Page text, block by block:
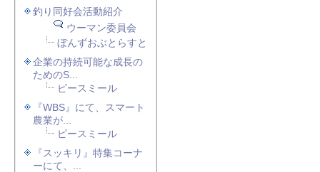
釣り同好会活動紹介
ウーマン委員会
ぼんずおぶとらすと
企業の持続可能な成長の
ためのS...
ピースミール
『WBS』にて、スマート
農業が...
ピースミール
『スッキリ』特集コーナ
ーにて、...